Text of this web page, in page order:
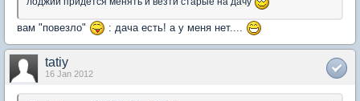
вам "повезло" : дача есть! а у меня нет....
tatiy
16 Jan 2012